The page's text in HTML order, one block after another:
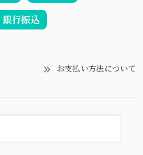
銀行振込
お支払い方法について